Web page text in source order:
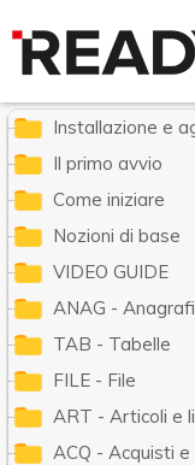
Ready Pro -
Installazione e
Il primo avvio
Come iniziare
Nozioni di base
VIDEO GUIDE
ANAG -
TAB - Tabelle
FILE - File
ART - Articoli e
ACQ - Acquisti